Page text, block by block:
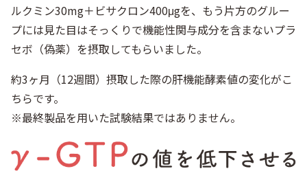
ルクミン30mg＋ビサクロン400μgを、もう片方のグルー
プには見た目はそっくりで機能性関与成分を含まないプラ
セボ（偽薬）を摂取してもらいました。
約3ヶ月（12週間）摂取した際の肝機能酵素値の変化がこ
ちらです。
※最終製品を用いた試験結果ではありません。